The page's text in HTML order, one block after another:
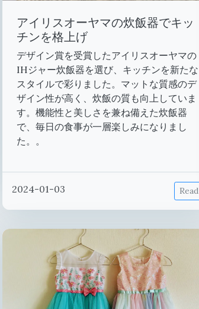
アイリスオーヤマの炊飯器でキッ
チンを格上げ
デザイン賞を受賞したアイリスオーヤマの
IHジャー炊飯器を選び、キッチンを新たな
スタイルで彩りました。マットな質感のデ
ザイン性が高く、炊飯の質も向上していま
す。機能性と美しさを兼ね備えた炊飯器
で、毎日の食事が一層楽しみになりまし
た。。
2024-01-03 Read